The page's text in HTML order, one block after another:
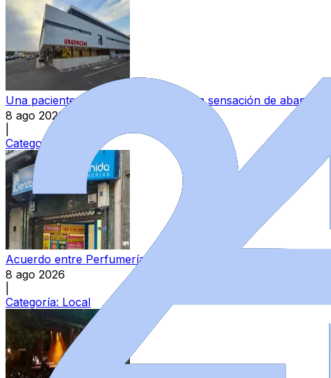
Una paciente denuncia "una continua sensación de
8 ago 2026
Categoría:
Acuerdo entre Perfumerías Avenida y sindicatos para el
8 ago 2026
Categoría: Local